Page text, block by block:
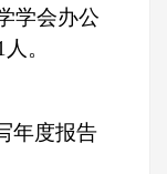
学会办公
。
度报告